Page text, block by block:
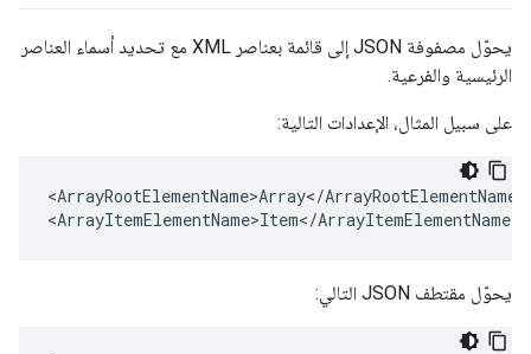
يحوّل مصفوفة JSON إلى قائمة بعناصر XML مع تحديد أسماء العناصر
الرئيسية والفرعية.
على سبيل المثال، الإعدادات التالية:
<ArrayRootElementName>Array</ArrayRootElementName>
<ArrayItemElementName>Item</ArrayItemElementName>
يحوّل مقتطف JSON التالي: